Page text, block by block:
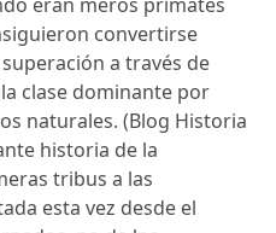
convertirse
a través de
clase dominante por
naturales. (Blog Historia
historia de la
tribus a las
esta vez desde el